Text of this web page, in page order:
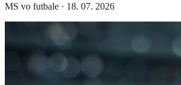
MS vo futbale · 18. 07. 2026